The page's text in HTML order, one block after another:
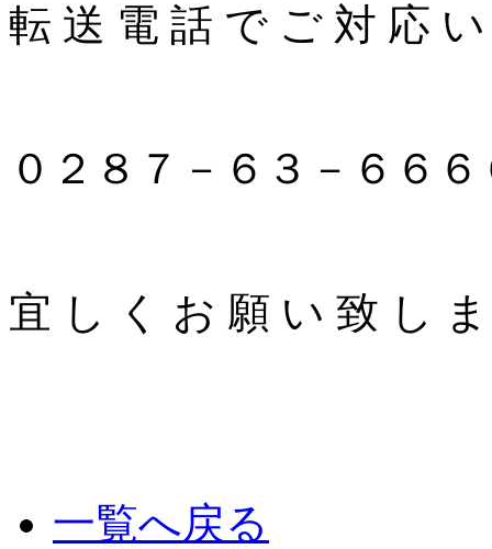
転 送 電 話 で ご 対 応
０２８７－６３－６６６
宜 し く お 願 い 致 し
一覧へ戻る